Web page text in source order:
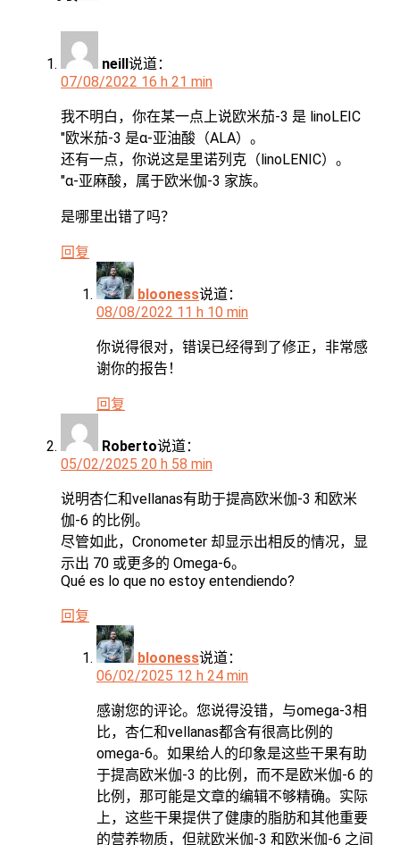
neill 说道：
07/08/2022 16 h 21 min
我不明白，你在某一点上说欧米茄-3 是 linoLEIC
"欧米茄-3 是α-亚油酸（ALA）。
还有一点，你说这是里诺列克（linoLENIC）。
"α-亚麻酸，属于欧米伽-3 家族。
是哪里出错了吗？
回复
blooness说道：
08/08/2022 11 h 10 min
你说得很对，错误已经得到了修正，非常感
谢你的报告！
回复
Roberto说道：
05/02/2025 20 h 58 min
说明杏仁和vellanas有助于提高欧米伽-3 和欧米
伽-6 的比例。
尽管如此，Cronometer 却显示出相反的情况，显
示出 70 或更多的 Omega-6。
Qué es lo que no estoy entendiendo?
回复
blooness说道：
06/02/2025 12 h 24 min
感谢您的评论。您说得没错，与omega-3相
比，杏仁和vellanas都含有很高比例的
omega-6。如果给人的印象是这些干果有助
于提高欧米伽-3 的比例，而不是欧米伽-6 的
比例，那可能是文章的编辑不够精确。实际
上，这些干果提供了健康的脂肪和其他重要
的营养物质，但就欧米伽-3 和欧米伽-6 之间